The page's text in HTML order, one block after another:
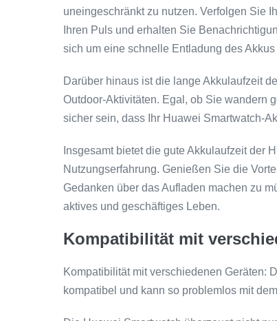
uneingeschränkt zu nutzen. Verfolgen Sie
Ihren Puls und erhalten Sie
sich um eine schnelle Entladung des
Darüber hinaus ist die lange Akkulaufzeit
Outdoor-Aktivitäten. Egal, ob Sie wandern
sicher sein, dass Ihr Huawei Smartwatch-
Insgesamt bietet die gute Akkulaufzeit der
Nutzungserfahrung. Genießen Sie die
Gedanken über das Aufladen machen zu
aktives und geschäftiges Leben.
Kompatibilität mit
Kompatibilität mit verschiedenen Geräten:
kompatibel und kann so problemlos mit